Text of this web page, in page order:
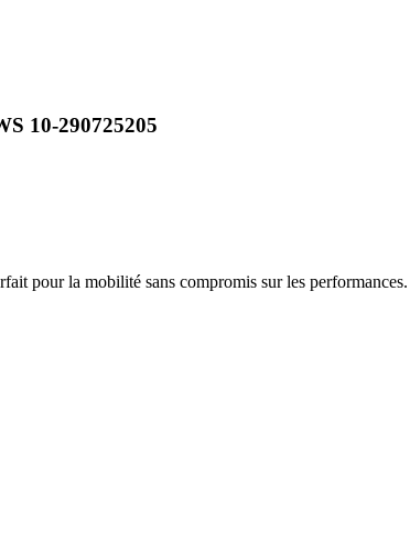
10-290725205
pour la mobilité sans compromis sur les performances.